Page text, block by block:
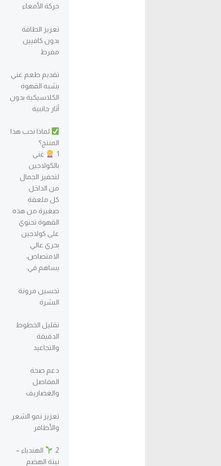
حركة الأمعاء
تعزيز الطاقة
بدون كافيين
مفرط
تقديم طعم غني
يشبه القهوة
الكلاسيكية بدون
آثار جانبية
لماذا نحب هذا
المنتج؟
1.
غني
بالكولاجين
لتحفيز الجمال
من الداخل
كل ملعقة
صغيرة من هذه
القهوة تحتوي
على كولاجين
بحري عالي
الامتصاص،
يساهم في:
تحسين مرونة
البشرة
تقليل الخطوط
الدقيقة
والتجاعيد
دعم صحة
المفاصل
والغضاريف
تعزيز نمو الشعر
والأظافر
2.
الهندباء –
نبتة الهضم